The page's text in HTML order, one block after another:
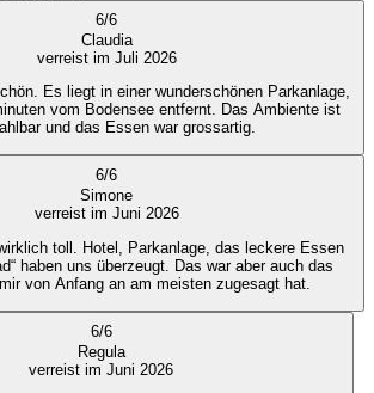
6/6
Claudia
verreist im Juli 2026
Es liegt in einer wunderschönen Parkanlage,
vom Bodensee entfernt. Das Ambiente ist
und das Essen war grossartig.
6/6
Simone
verreist im Juni 2026
toll. Hotel, Parkanlage, das leckere Essen
haben uns überzeugt. Das war aber auch das
von Anfang an am meisten zugesagt hat.
6/6
Regula
verreist im Juni 2026